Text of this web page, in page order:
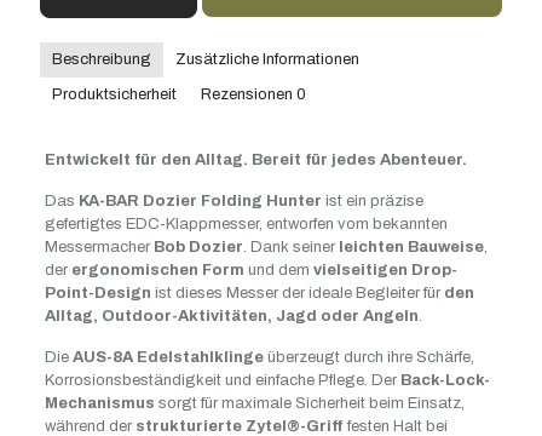
Dozier
Hunter
–
Leicht,
Menge
Beschreibung Zusätzliche Informationen
Produktsicherheit Rezensionen 0
Entwickelt für den Alltag. Bereit für jedes Abenteuer.
Das KA-BAR Dozier Folding Hunter ist ein präzise
gefertigtes EDC-Klappmesser, entworfen vom bekannten
Messermacher Bob Dozier. Dank seiner leichten Bauweise,
der ergonomischen Form und dem vielseitigen Drop-
Point-Design ist dieses Messer der ideale Begleiter für den
Alltag, Outdoor-Aktivitäten, Jagd oder Angeln.
Die AUS-8A Edelstahlklingeüberzeugt durch ihre Schärfe,
Korrosionsbeständigkeit und einfache Pflege. Der Back-Lock-
Mechanismus sorgt für maximale Sicherheit beim Einsatz,
während der strukturierte Zytel®-Griff festen Halt bei